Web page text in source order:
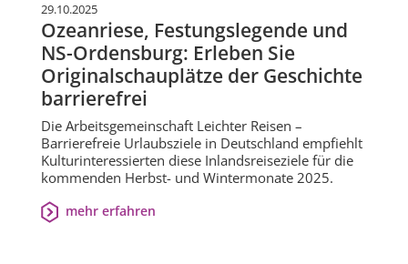
29.10.2025
Ozeanriese, Festungslegende und
NS-Ordensburg: Erleben Sie
Originalschauplätze der Geschichte
barrierefrei
Die Arbeitsgemeinschaft Leichter Reisen –
Barrierefreie Urlaubsziele in Deutschland empfiehlt
Kulturinteressierten diese Inlandsreiseziele für die
kommenden Herbst- und Wintermonate 2025.
mehr erfahren